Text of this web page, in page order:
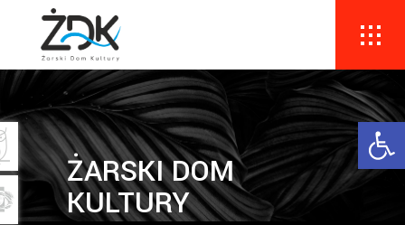
ŻARSKI DOM
KULTURY